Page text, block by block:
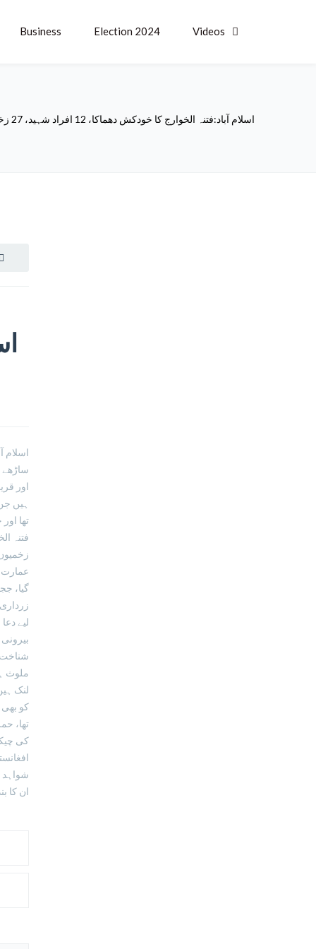
Business Election 2024 Videos
اسلام آباد:فتنہ الخوارج کا خودکش دھماکا، 12 افراد شہید، 27 زخمی
ہیں
تھا
فتنہ
عمارت
گیا،
لیے
شناخت
ملوث
لنک
کو
تھا،
کی
شواہد
ان کا